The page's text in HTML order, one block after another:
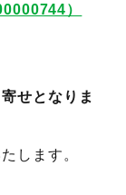
）
せとなりま
します。